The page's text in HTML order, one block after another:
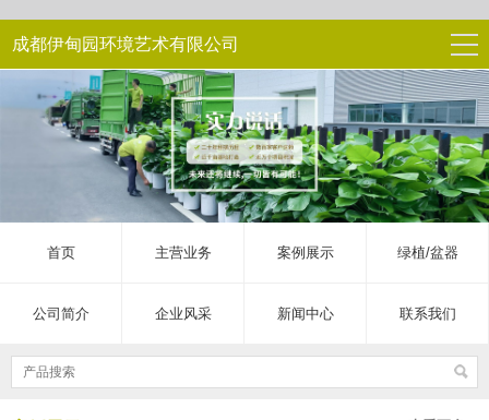
成都伊甸园环境艺术有限公司
首页 主营业务 案例展示 绿植/盆器
公司简介 企业风采 新闻中心 联系我们